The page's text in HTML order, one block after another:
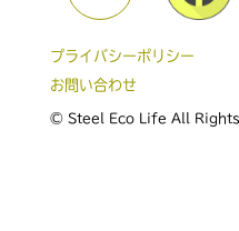
プライバシーポリシー
お問い合わせ
© Steel Eco Life All